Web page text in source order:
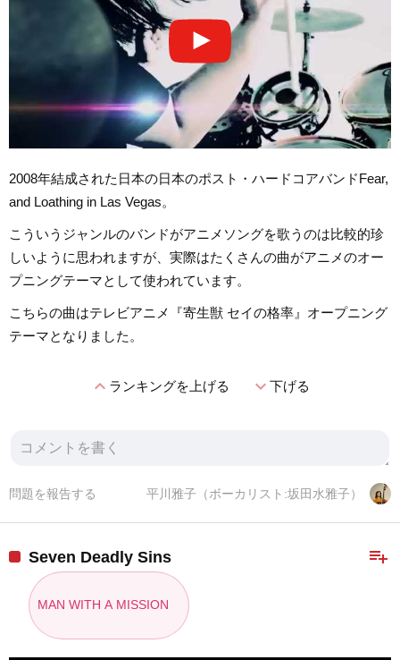
2008年結成された日本の日本のポスト・ハードコアバンドFear,
and Loathing in Las Vegas。
こういうジャンルのバンドがアニメソングを歌うのは比較的珍
しいように思われますが、実際はたくさんの曲がアニメのオー
プニングテーマとして使われています。
こちらの曲はテレビアニメ『寄生獣 セイの格率』オープニング
テーマとなりました。
expand_lessランキングを上げる expand_more下げる
平川雅子（ボーカリスト:坂田水雅子）
問題を報告する
playlist_add
Seven Deadly Sins
MAN WITH A MISSION